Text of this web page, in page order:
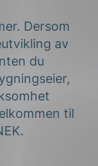
Dersom
av
du
til